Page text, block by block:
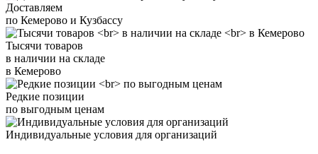
Доставляем
по Кемерово и Кузбассу
Тысячи товаров
в наличии на складе
в Кемерово
Редкие позиции
по выгодным ценам
Индивидуальные условия для организаций